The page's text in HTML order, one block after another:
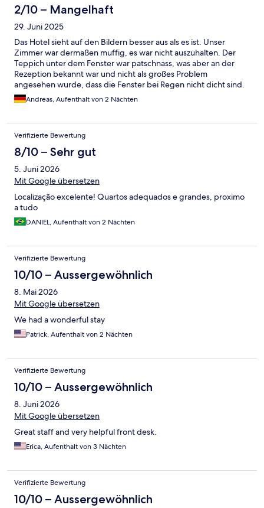
2/10 – Mangelhaft
29. Juni 2025
Das Hotel sieht auf den Bildern besser aus als es ist. Unser
Zimmer war dermaßen muffig, es war nicht auszuhalten. Der
Teppich unter dem Fenster war patschnass, was aber an der
Rezeption bekannt war und nicht als großes Problem
angesehen wurde, dass die Fenster bei Regen nicht dicht sind.
Man möchte nicht wissen wie es unter dem Teppich aussieht.
Das schlechteste Hotel auf unserer vierwöchigen Reise.
Andreas, Aufenthalt von 2 Nächten
Verifizierte Bewertung
8/10 – Sehr gut
5. Juni 2026
Mit Google übersetzen
Localização excelente! Quartos adequados e grandes, proximo
a tudo
DANIEL, Aufenthalt von 2 Nächten
Verifizierte Bewertung
10/10 – Aussergewöhnlich
8. Mai 2026
Mit Google übersetzen
We had a wonderful stay
Patrick, Aufenthalt von 2 Nächten
Verifizierte Bewertung
10/10 – Aussergewöhnlich
8. Juni 2026
Mit Google übersetzen
Great staff and very helpful front desk.
Erica, Aufenthalt von 3 Nächten
Verifizierte Bewertung
10/10 – Aussergewöhnlich